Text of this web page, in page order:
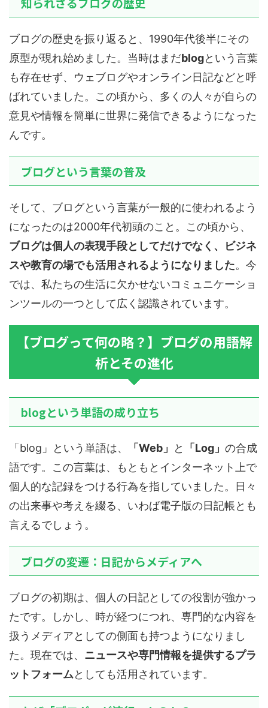
ブログの歴史を振り返ると、1990年代後半にその
原型が現れ始めました。当時はまだblogという言葉
も存在せず、ウェブログやオンライン日記などと呼
ばれていました。この頃から、多くの人々が自らの
意見や情報を簡単に世界に発信できるようになった
んです。
ブログという言葉の普及
そして、ブログという言葉が一般的に使われるよう
になったのは2000年代初頭のこと。この頃から、
ブログは個人の表現手段としてだけでなく、ビジネ
スや教育の場でも活用されるようになりました。今
では、私たちの生活に欠かせないコミュニケーショ
ンツールの一つとして広く認識されています。
【ブログって何の略？】ブログの用語解
析とその進化
blogという単語の成り立ち
「blog」という単語は、 「Web」 と 「Log」 の合成
語です。この言葉は、もともとインターネット上で
個人的な記録をつける行為を指していました。日々
の出来事や考えを綴る、いわば電子版の日記帳とも
言えるでしょう。
ブログの変遷：日記からメディアへ
ブログの初期は、個人の日記としての役割が強かっ
たです。しかし、時が経つにつれ、専門的な内容を
扱うメディアとしての側面も持つようになりまし
た。現在では、 ニュースや専門情報を提供するプラ
ットフォームとしても活用されています。